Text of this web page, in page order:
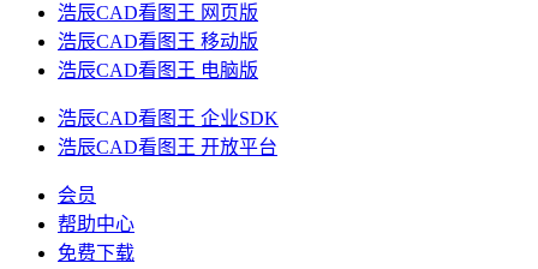
浩辰CAD看图王 网页版
浩辰CAD看图王 移动版
浩辰CAD看图王 电脑版
浩辰CAD看图王 企业SDK
浩辰CAD看图王 开放平台
会员
帮助中心
免费下载